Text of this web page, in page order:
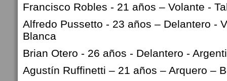
Francisco Robles - 21 años – Volante -
Alfredo Pussetto - 23 años – Delantero -
Blanca
Brian Otero - 26 años - Delantero -
Agustín Ruffinetti – 21 años – Arquero –